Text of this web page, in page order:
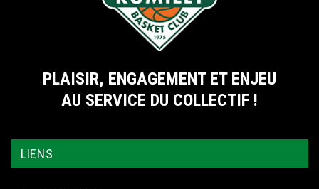
PLAISIR, ENGAGEMENT ET ENJEU
AU SERVICE DU COLLECTIF !
LIENS